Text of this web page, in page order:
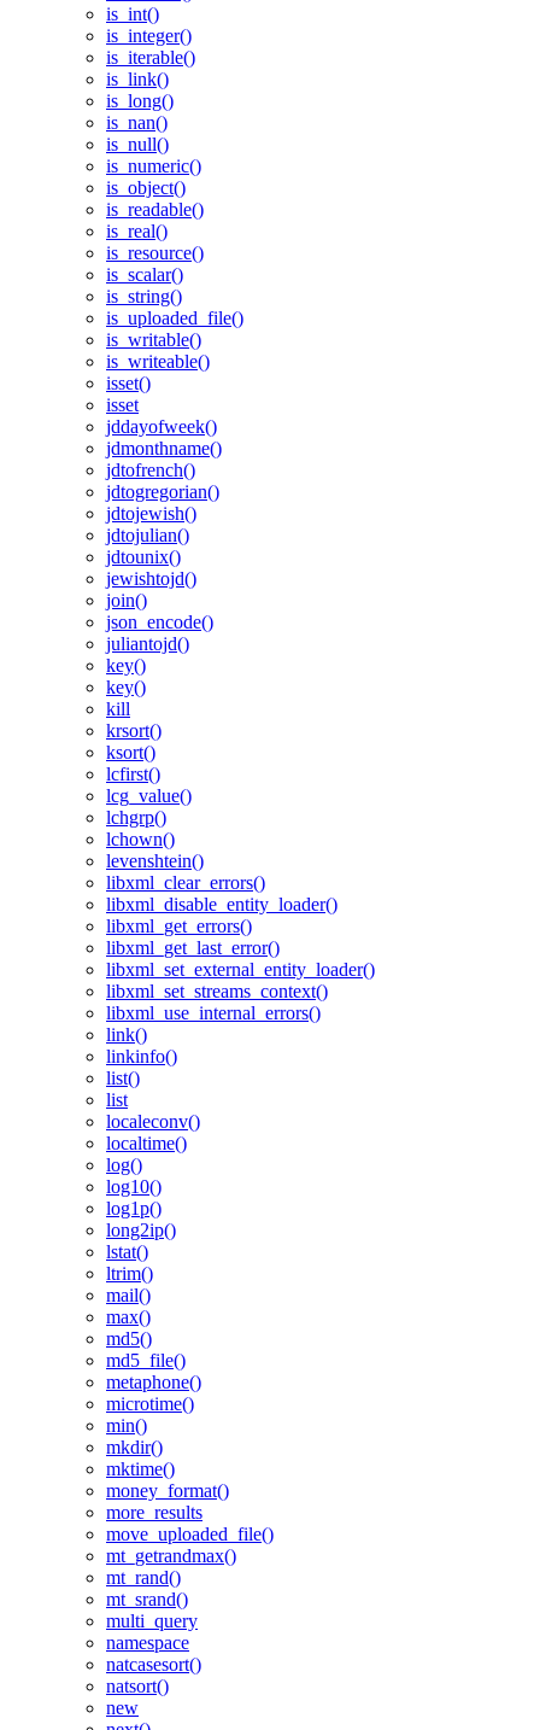
is_int()
is_integer()
is_iterable()
is_link()
is_long()
is_nan()
is_null()
is_numeric()
is_object()
is_readable()
is_real()
is_resource()
is_scalar()
is_string()
is_uploaded_file()
is_writable()
is_writeable()
isset()
isset
jddayofweek()
jdmonthname()
jdtofrench()
jdtogregorian()
jdtojewish()
jdtojulian()
jdtounix()
jewishtojd()
join()
json_encode()
juliantojd()
key()
key()
kill
krsort()
ksort()
lcfirst()
lcg_value()
lchgrp()
lchown()
levenshtein()
libxml_clear_errors()
libxml_disable_entity_loader()
libxml_get_errors()
libxml_get_last_error()
libxml_set_external_entity_loader()
libxml_set_streams_context()
libxml_use_internal_errors()
link()
linkinfo()
list()
list
localeconv()
localtime()
log()
log10()
log1p()
long2ip()
lstat()
ltrim()
mail()
max()
md5()
md5_file()
metaphone()
microtime()
min()
mkdir()
mktime()
money_format()
more_results
move_uploaded_file()
mt_getrandmax()
mt_rand()
mt_srand()
multi_query
namespace
natcasesort()
natsort()
new